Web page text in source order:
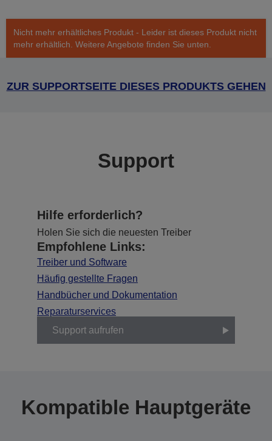
Nicht mehr erhältliches Produkt - Leider ist dieses Produkt nicht
mehr erhältlich. Weitere Angebote finden Sie unten.
ZUR SUPPORTSEITE DIESES PRODUKTS GEHEN
Support
Hilfe erforderlich?
Holen Sie sich die neuesten Treiber
Empfohlene Links:
Treiber und Software
Häufig gestellte Fragen
Handbücher und Dokumentation
Reparaturservices
Support aufrufen
Kompatible Hauptgeräte